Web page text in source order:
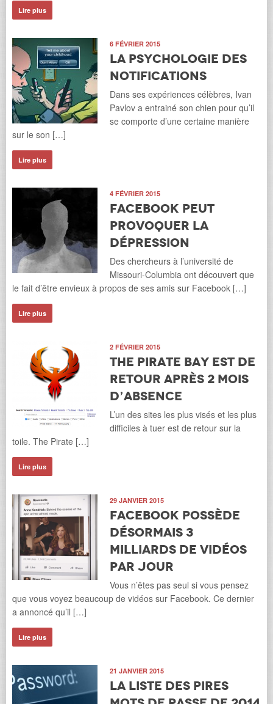
Lire plus
6 FÉVRIER 2015
La psychologie des
notifications
Dans ses expériences célèbres, Ivan
Pavlov a entrainé son chien pour qu’il
se comporte d’une certaine manière
sur le son […]
Lire plus
4 FÉVRIER 2015
Facebook peut
provoquer la
dépression
Des chercheurs à l’université de
Missouri-Columbia ont découvert que
le fait d’être envieux à propos de ses amis sur Facebook […]
Lire plus
2 FÉVRIER 2015
The Pirate Bay est de
retour après 2 mois
d’absence
L’un des sites les plus visés et les plus
difficiles à tuer est de retour sur la
toile. The Pirate […]
Lire plus
29 JANVIER 2015
Facebook possède
désormais 3
milliards de vidéos
par jour
Vous n’êtes pas seul si vous pensez
que vous voyez beaucoup de vidéos sur Facebook. Ce dernier
a annoncé qu’il […]
Lire plus
21 JANVIER 2015
La liste des pires